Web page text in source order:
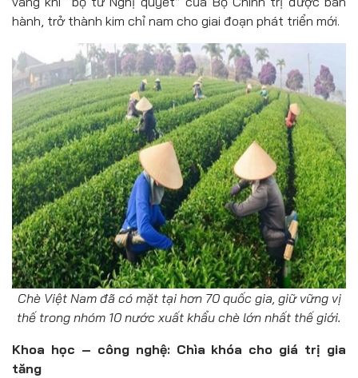
hành, trở thành kim chỉ nam cho giai đoạn phát triển mới.
Chè Việt Nam đã có mặt tại hơn 70 quốc gia, giữ vững vị
thế trong nhóm 10 nước xuất khẩu chè lớn nhất thế giới.
Khoa học – công nghệ: Chìa khóa cho giá trị gia
tăng